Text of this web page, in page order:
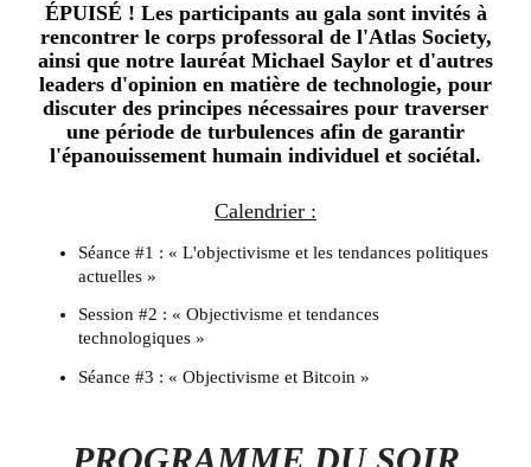
ÉPUISÉ ! Les participants au gala sont invités à
rencontrer le corps professoral de l'Atlas Society,
ainsi que notre lauréat Michael Saylor et d'autres
leaders d'opinion en matière de technologie, pour
discuter des principes nécessaires pour traverser
une période de turbulences afin de garantir
l'épanouissement humain individuel et sociétal.
Calendrier :
Séance #1 : « L'objectivisme et les tendances politiques
actuelles »
Session #2 : « Objectivisme et tendances
technologiques »
Séance #3 : « Objectivisme et Bitcoin »
PROGRAMME DU SOIR